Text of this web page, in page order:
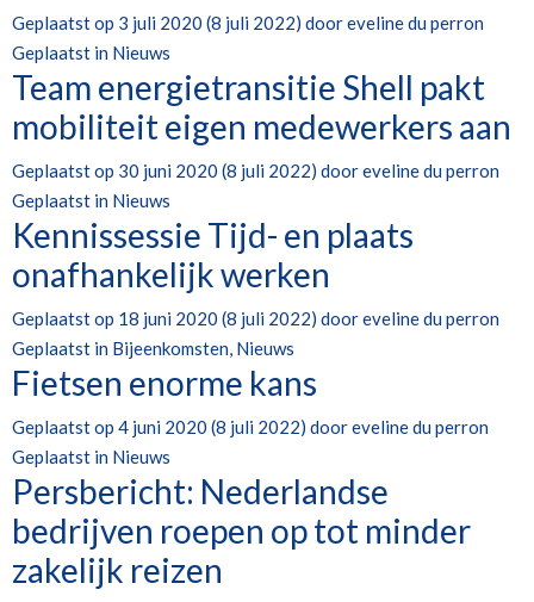
Geplaatst op 3 juli 2020 (8 juli 2022) dooreveline du perron
Geplaatst in Nieuws
Team energietransitie Shell pakt
mobiliteit eigen medewerkers aan
Geplaatst op 30 juni 2020 (8 juli 2022) dooreveline du perron
Geplaatst in Nieuws
Kennissessie Tijd- en plaats
onafhankelijk werken
Geplaatst op 18 juni 2020 (8 juli 2022) dooreveline du perron
Geplaatst in Bijeenkomsten, Nieuws
Fietsen enorme kans
Geplaatst op 4 juni 2020 (8 juli 2022) dooreveline du perron
Geplaatst in Nieuws
Persbericht: Nederlandse
bedrijven roepen op tot minder
zakelijk reizen